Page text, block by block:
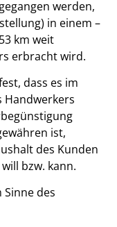
werden,
in einem –
km weit
erbracht wird.
dass es im
Handwerkers
ist,
des Kunden
bzw. kann.
des